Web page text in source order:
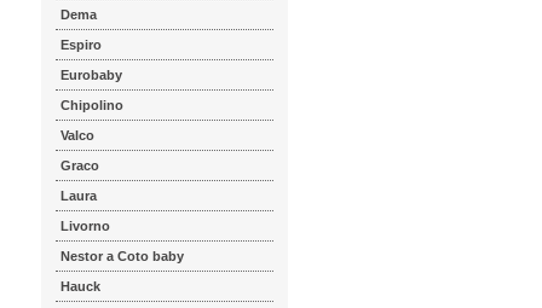
Dema
Espiro
Eurobaby
Chipolino
Valco
Graco
Laura
Livorno
Nestor a Coto baby
Hauck